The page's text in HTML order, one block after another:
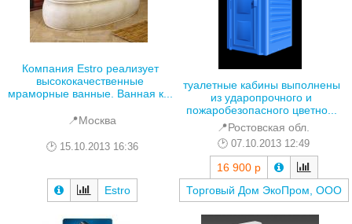
Компания Estro реализует
высококачественные
мраморные ванные. Ванная к...
📍Москва
15.10.2013 16:36
Estro
туалетные кабины выполнены
из ударопрочного и
пожаробезопасного цветно...
📍Ростовская обл.
07.10.2013 12:49
16 900 р
Торговый Дом ЭкоПром, ООО